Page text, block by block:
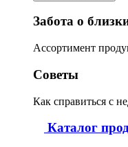
Забота о
Ассортимент
Советы
Как справиться с
Каталог